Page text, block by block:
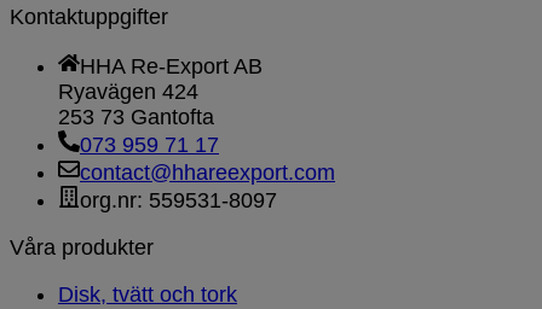
Kontaktuppgifter
HHA Re-Export AB
Ryavägen 424
253 73 Gantofta
073 959 71 17
contact@hhareexport.com
org.nr: 559531-8097
Våra produkter
Disk, tvätt och tork